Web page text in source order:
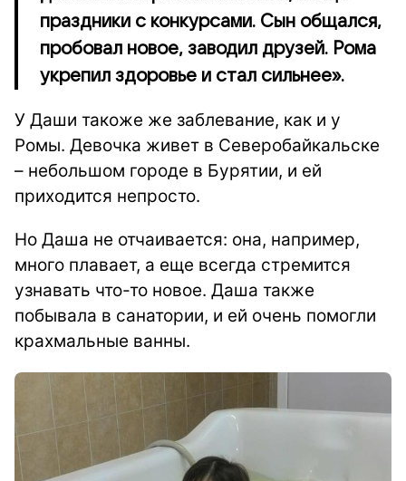
праздники с конкурсами. Сын общался,
пробовал новое, заводил друзей. Рома
укрепил здоровье и стал сильнее».
У Даши такоже же заблевание, как и у
Ромы. Девочка живет в Северобайкальске
– небольшом городе в Бурятии, и ей
приходится непросто.
Но Даша не отчаивается: она, например,
много плавает, а еще всегда стремится
узнавать что-то новое. Даша также
побывала в санатории, и ей очень помогли
крахмальные ванны.